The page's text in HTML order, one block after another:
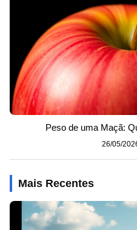
Peso de uma Maçã:
26/05/
Mais Recentes